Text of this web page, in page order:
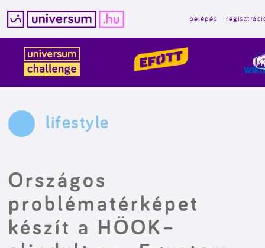
tartalomba
belépés
lifestyle
Országos
problématérképet
készít a HÖOK–